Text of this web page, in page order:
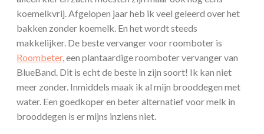
koemelkvrij. Afgelopen jaar heb ik veel geleerd over het
bakken zonder koemelk. En het wordt steeds
makkelijker. De beste vervanger voor roomboter is
Roombeter, een plantaardige roomboter vervanger van
BlueBand. Dit is echt de beste in zijn soort! Ik kan niet
meer zonder. Inmiddels maak ik al mijn brooddegen met
water. Een goedkoper en beter alternatief voor melk in
brooddegen is er mijns inziens niet.